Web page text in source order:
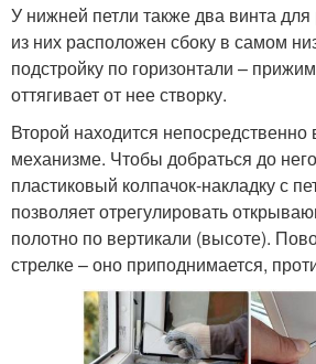
У нижней петли также два винта
из них расположен сбоку в самом
подстройку по горизонтали –
оттягивает от нее створку.
Второй находится
механизме. Чтобы добраться до
пластиковый колпачок-накладку с
позволяет отрегулировать
полотно по вертикали (высоте).
стрелке – оно приподнимается,